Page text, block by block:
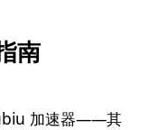
南
加速器——其